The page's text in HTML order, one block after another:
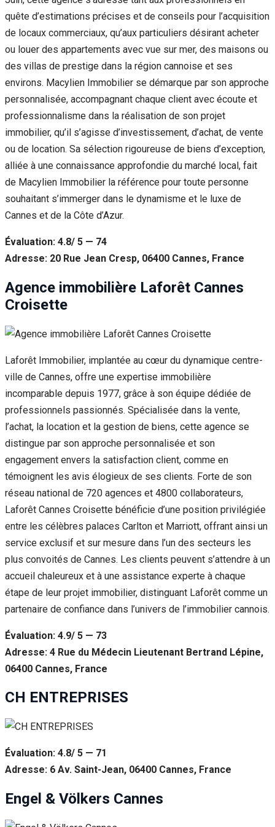
quête d’estimations précises et de conseils pour l’acquisition
de locaux commerciaux, qu’aux particuliers désirant acheter
ou louer des appartements avec vue sur mer, des maisons ou
des villas de prestige dans la région cannoise et ses
environs. Macylien Immobilier se démarque par son approche
personnalisée, accompagnant chaque client avec écoute et
professionnalisme dans la réalisation de son projet
immobilier, qu’il s’agisse d’investissement, d’achat, de vente
ou de location. Sa sélection rigoureuse de biens d’exception,
alliée à une connaissance approfondie du marché local, fait
de Macylien Immobilier la référence pour toute personne
souhaitant s’immerger dans le dynamisme et le luxe de
Cannes et de la Côte d’Azur.
Évaluation: 4.8/ 5 — 74
Adresse: 20 Rue Jean Cresp, 06400 Cannes, France
Agence immobilière Laforêt Cannes
Croisette
Laforêt Immobilier, implantée au cœur du dynamique centre-
ville de Cannes, offre une expertise immobilière
incomparable depuis 1977, grâce à son équipe dédiée de
professionnels passionnés. Spécialisée dans la vente,
l’achat, la location et la gestion de biens, cette agence se
distingue par son approche personnalisée et son
engagement envers la satisfaction client, comme en
témoignent les avis élogieux de ses clients. Forte de son
réseau national de 720 agences et 4800 collaborateurs,
Laforêt Cannes Croisette bénéficie d’une position privilégiée
entre les célèbres palaces Carlton et Marriott, offrant ainsi un
service exclusif et sur mesure dans l’un des secteurs les
plus convoités de Cannes. Les clients peuvent s’attendre à un
accueil chaleureux et à une assistance experte à chaque
étape de leur projet immobilier, distinguant Laforêt comme un
partenaire de confiance dans l’univers de l’immobilier cannois.
Évaluation: 4.9/ 5 — 73
Adresse: 4 Rue du Médecin Lieutenant Bertrand Lépine,
06400 Cannes, France
CH ENTREPRISES
Évaluation: 4.8/ 5 — 71
Adresse: 6 Av. Saint-Jean, 06400 Cannes, France
Engel & Völkers Cannes